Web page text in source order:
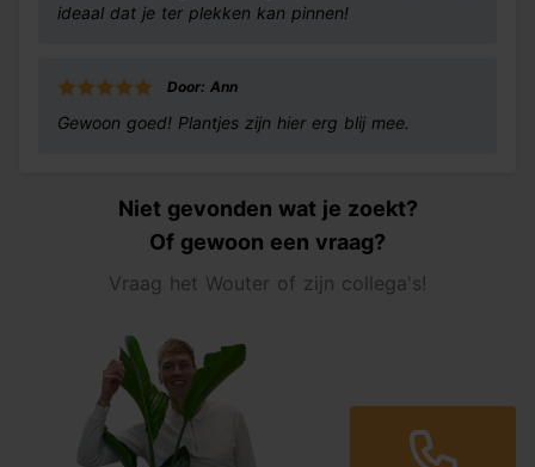
ideaal dat je ter plekken kan pinnen!
Door: Ann
Gewoon goed! Plantjes zijn hier erg blij mee.
Niet gevonden wat je zoekt?
Of gewoon een vraag?
Vraag het Wouter of zijn collega's!